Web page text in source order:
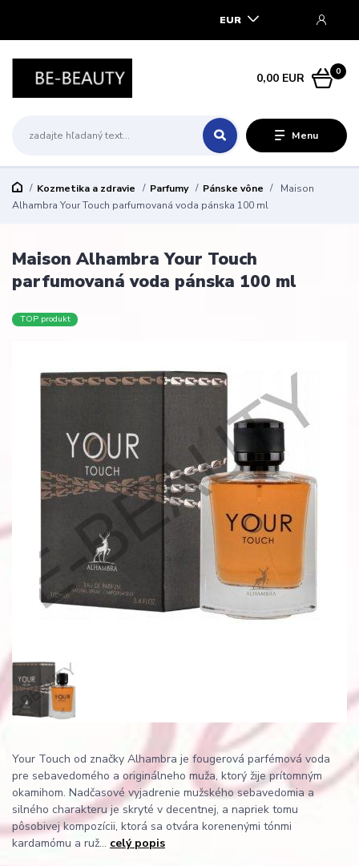
Menu
EUR
0
0,00 EUR
Kozmetika a zdravie Parfumy Pánske vône
Maison
Alhambra Your Touch parfumovaná voda pánska 100 ml
Maison Alhambra Your Touch
parfumovaná voda pánska 100 ml
TOP produkt
Your Touch od značky Alhambra je fougerová parfémová voda
pre sebavedomého a originálneho muža, ktorý žije prítomným
okamihom. Nadčasové vyjadrenie mužského sebavedomia a
silného charakteru je skryté v decentnej, a napriek tomu
pôsobivej kompozícii, ktorá sa otvára korenenými tónmi
kardamómu a ruž... celý popis